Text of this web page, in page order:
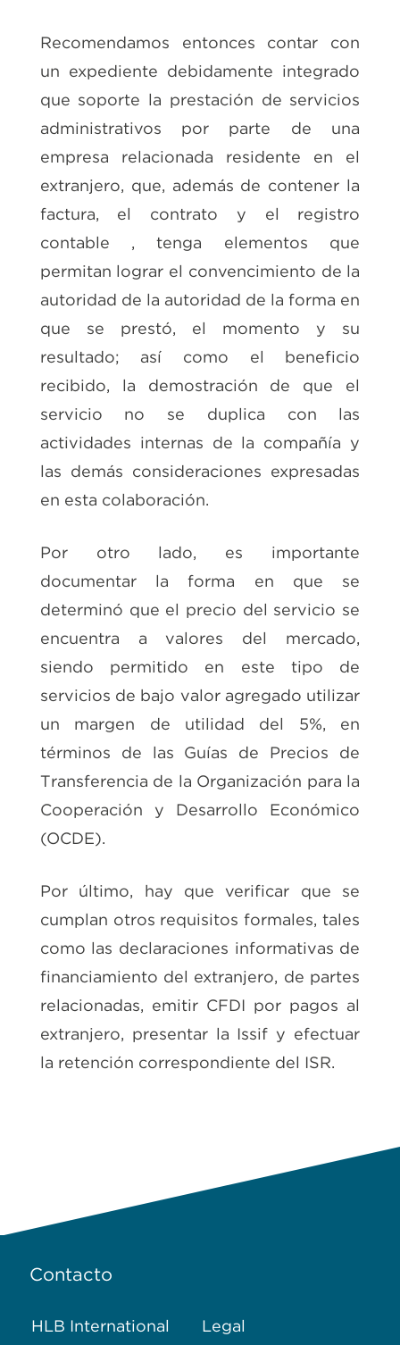
Recomendamos entonces contar con
un expediente debidamente integrado
que soporte la prestación de servicios
administrativos por parte de una
empresa relacionada residente en el
extranjero, que, además de contener la
factura, el contrato y el registro
contable , tenga elementos que
permitan lograr el convencimiento de la
autoridad de la autoridad de la forma en
que se prestó, el momento y su
resultado; así como el beneficio
recibido, la demostración de que el
servicio no se duplica con las
actividades internas de la compañía y
las demás consideraciones expresadas
en esta colaboración.
Por otro lado, es importante
documentar la forma en que se
determinó que el precio del servicio se
encuentra a valores del mercado,
siendo permitido en este tipo de
servicios de bajo valor agregado utilizar
un margen de utilidad del 5%, en
términos de las Guías de Precios de
Transferencia de la Organización para la
Cooperación y Desarrollo Económico
(OCDE).
Por último, hay que verificar que se
cumplan otros requisitos formales, tales
como las declaraciones informativas de
financiamiento del extranjero, de partes
relacionadas, emitir CFDI por pagos al
extranjero, presentar la Issif y efectuar
la retención correspondiente del ISR.
Contacto
HLB International Legal